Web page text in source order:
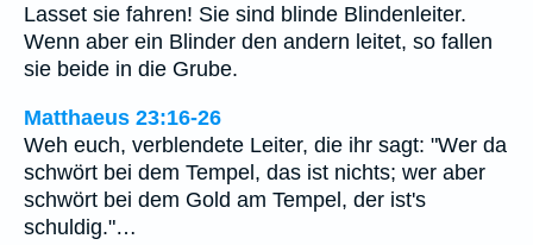
Lasset sie fahren! Sie sind blinde Blindenleiter.
Wenn aber ein Blinder den andern leitet, so fallen
sie beide in die Grube.
Matthaeus 23:16-26
Weh euch, verblendete Leiter, die ihr sagt: "Wer da
schwört bei dem Tempel, das ist nichts; wer aber
schwört bei dem Gold am Tempel, der ist's
schuldig."…